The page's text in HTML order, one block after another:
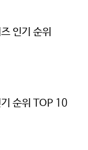
인기 순위
순위 TOP 10